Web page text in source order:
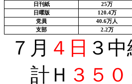
日刊紙
25万
日曜版
120.4万
党員
40.6万人
支部
2.2万
７月 ４日 ３
計Ｈ ３５